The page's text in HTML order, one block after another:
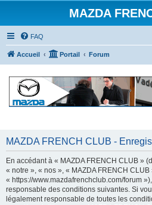
MAZDA
FAQ
Accueil Portail Forum
MAZDA FRENCH CLUB -
En accédant à « MAZDA FRENCH CLUB »
« notre », « nos », « MAZDA FRENCH CLUB
« https://www.mazdafrenchclub.com/forum
responsable des conditions suivantes. Si
légalement responsable de toutes les